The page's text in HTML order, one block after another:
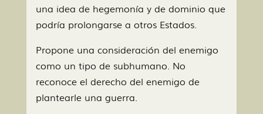
una idea de hegemonía y de dominio que
podría prolongarse a otros Estados.
Propone una consideración del enemigo
como un tipo de subhumano. No
reconoce el derecho del enemigo de
plantearle una guerra.